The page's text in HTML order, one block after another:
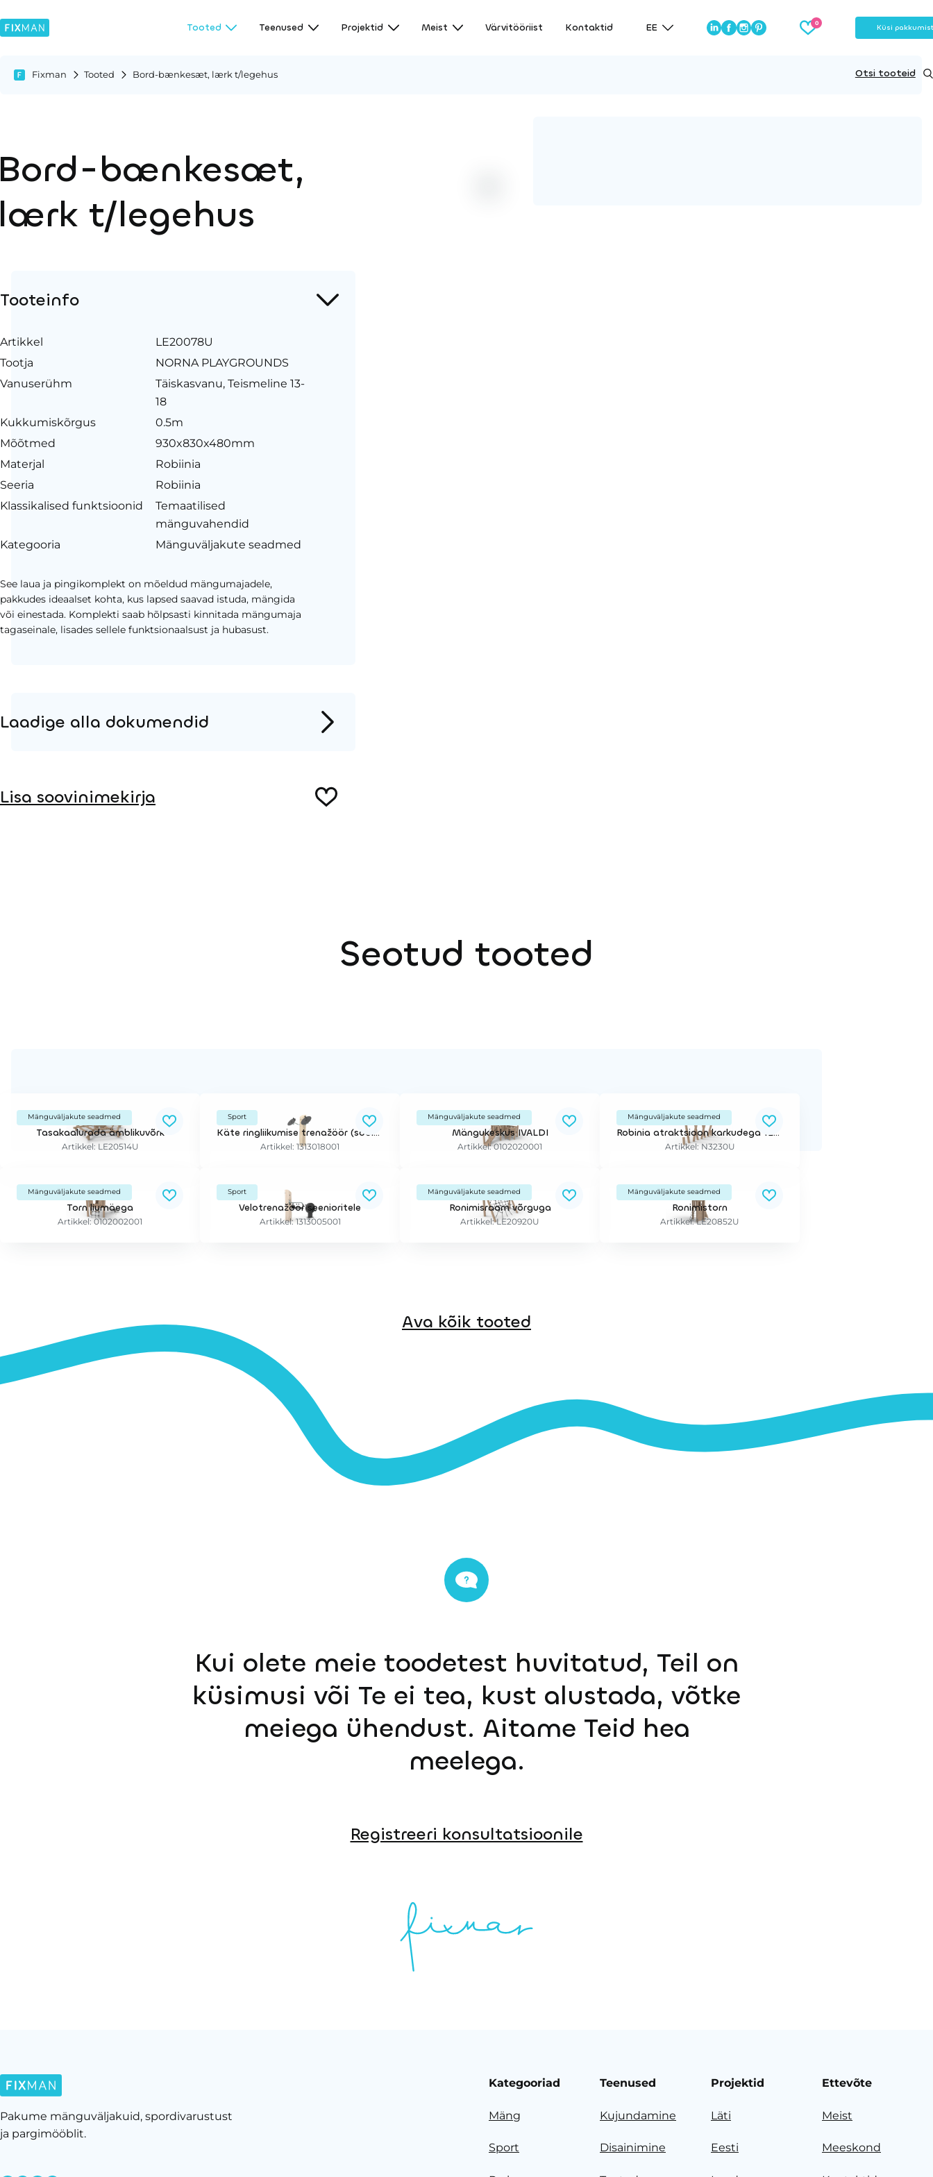
Tooted Teenused Projektid Meist Värvitööriist Kontaktid EE Küsi pakkumist
Fixman Tooted Bord-bænkesæt, lærk t/legehus Otsi tooteid
bænkesæt,
t/legehus
Tooteinfo
Artikkel
LE20078U
Tootja
NORNA PLAYGROUNDS
Vanuserühm
Täiskasvanu, Teismeline 13-
18
Kukkumiskõrgus
0.5m
Mõõtmed
930x830x480mm
Materjal
Robiinia
Seeria
Robiinia
Klassikalised funktsioonid
Temaatilised
mänguvahendid
Kategooria
Mänguväljakute seadmed
See laua ja pingikomplekt on mõeldud mängumajadele,
pakkudes ideaalset kohta, kus lapsed saavad istuda, mängida
või einestada. Komplekti saab hõlpsasti kinnitada mängumaja
tagaseinale, lisades sellele funktsionaalsust ja hubasust.
Laadige alla dokumendid
Lisa soovinimekirja
Seotud tooted
Mänguväljakute seadmed
Tasakaalurada ämblikuvõrk
Artikkel: LE20514U
Sport
Käte ringliikumise trenažöör (sobib erivajadustega inimestele)
Artikkel: 1313018001
Mänguväljakute seadmed
Mängukeskus IVALDI
Artikkel: 0102020001
Mänguväljakute seadmed
Robinia atraktsioon karkudega 120 cm
Artikkel: N3230U
Mänguväljakute seadmed
Torn liumäega
Artikkel: 0102002001
Sport
Velotrenažöör seenioritele
Artikkel: 1313005001
Mänguväljakute seadmed
Ronimisraam võrguga
Artikkel: LE20920U
Mänguväljakute seadmed
Ronimistorn
Artikkel: LE20852U
Ava kõik tooted
Kui olete meie toodetest huvitatud, Teil on
küsimusi või Te ei tea, kust alustada, võtke
meiega ühendust. Aitame Teid hea
meelega.
Registreeri konsultatsioonile
Pakume mänguväljakuid, spordivarustust
ja pargimööblit.
Kategooriad
Mäng
Sport
Teenused
Kujundamine
Disainimine
Projektid
Läti
Eesti
Ettevõte
Meist
Meeskond